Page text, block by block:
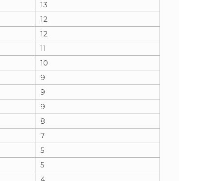
13
12
12
11
10
9
9
9
8
7
5
5